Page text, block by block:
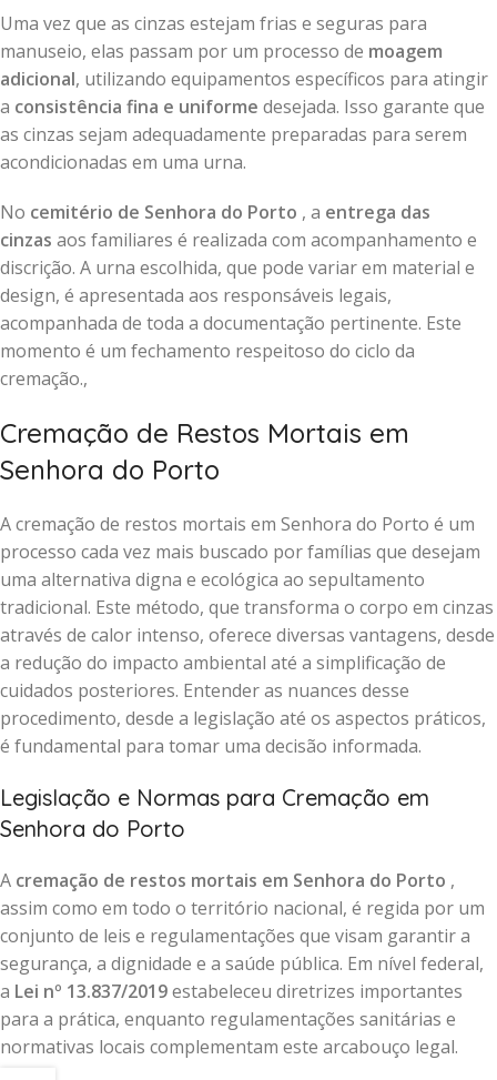
Uma vez que as cinzas estejam frias e seguras para
manuseio, elas passam por um processo de moagem
adicional, utilizando equipamentos específicos para atingir
a consistência fina e uniforme desejada. Isso garante que
as cinzas sejam adequadamente preparadas para serem
acondicionadas em uma urna.
No cemitério de Senhora do Porto , a entrega das
cinzas aos familiares é realizada com acompanhamento e
discrição. A urna escolhida, que pode variar em material e
design, é apresentada aos responsáveis legais,
acompanhada de toda a documentação pertinente. Este
momento é um fechamento respeitoso do ciclo da
cremação.,
Cremação de Restos Mortais em
Senhora do Porto
A cremação de restos mortais em Senhora do Porto é um
processo cada vez mais buscado por famílias que desejam
uma alternativa digna e ecológica ao sepultamento
tradicional. Este método, que transforma o corpo em cinzas
através de calor intenso, oferece diversas vantagens, desde
a redução do impacto ambiental até a simplificação de
cuidados posteriores. Entender as nuances desse
procedimento, desde a legislação até os aspectos práticos,
é fundamental para tomar uma decisão informada.
Legislação e Normas para Cremação em
Senhora do Porto
A cremação de restos mortais em Senhora do Porto ,
assim como em todo o território nacional, é regida por um
conjunto de leis e regulamentações que visam garantir a
segurança, a dignidade e a saúde pública. Em nível federal,
a Lei nº 13.837/2019estabeleceu diretrizes importantes
para a prática, enquanto regulamentações sanitárias e
normativas locais complementam este arcabouço legal.